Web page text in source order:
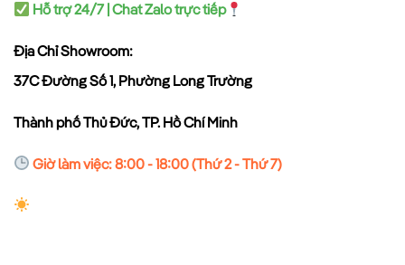
Hỗ trợ 24/7 | Chat Zalo trực tiếp
Địa Chỉ Showroom:
37C Đường Số 1, Phường Long Trường
Thành phố Thủ Đức, TP. Hồ Chí Minh
Giờ làm việc: 8:00 - 18:00 (Thứ 2 - Thứ 7)